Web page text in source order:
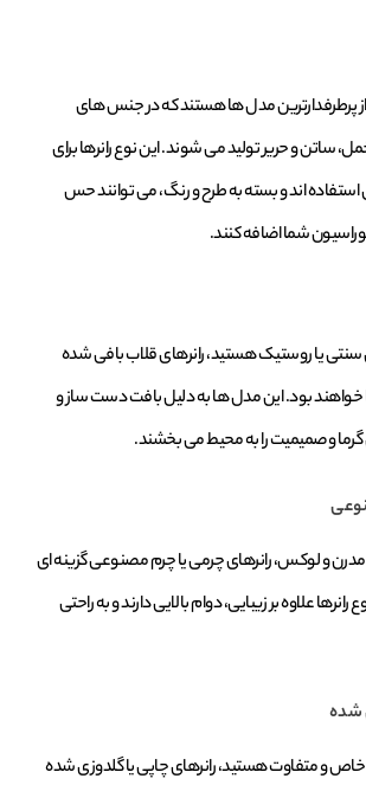
از پرطرفدارترین مدل‌ ها هستند که در جنس‌ های
ساتن و حریر تولید می‌ شوند. این نوع رانرها برای
اند و بسته به طرح و رنگ، می‌ توانند حس
شما اضافه کنند.
سنتی یا روستیک هستید، رانرهای قلاب‌ بافی شده
خواهند بود. این مدل‌ ها به دلیل بافت دست‌ ساز و
و صمیمیت را به محیط می‌ بخشند.
و لوکس، رانرهای چرمی یا چرم مصنوعی گزینه‌ ای
علاوه بر زیبایی، دوام بالایی دارند و به‌ راحتی
شده
خاص و متفاوت هستید، رانرهای چاپی یا گلدوزی شده